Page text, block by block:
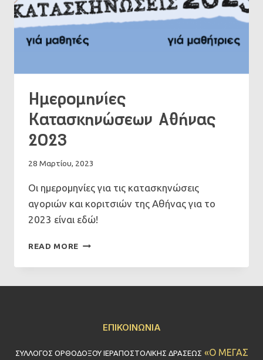
Ημερομηνίες
Κατασκηνώσεων Αθήνας
2023
28 Μαρτίου, 2023
Οι ημερομηνίες για τις κατασκηνώσεις
αγοριών και κοριτσιών της Αθήνας για το
2023 είναι εδώ!
READ MORE ΗΜΕΡΟΜΗΝΊΕΣ
ΑΘΉΝΑΣ
ΕΠΙΚΟΙΝΩΝΊΑ
ΣΥΛΛΟΓΟΣ ΟΡΘΟΔΟΞΟΥ ΙΕΡΑΠΟΣΤΟΛΙΚΗΣ ΔΡΑΣΕΩΣ «Ο ΜΕΓΑΣ